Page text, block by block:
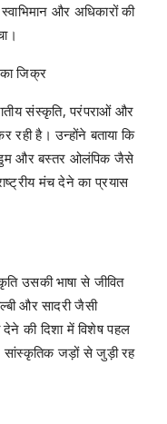
और अधिकारों की
जिक्र
संस्कृति, परंपराओं और
रही है। उन्होंने बताया कि
और बस्तर ओलंपिक जैसे
मंच देने का प्रयास
उसकी भाषा से जीवित
और सादरी जैसी
देने की दिशा में विशेष पहल
सांस्कृतिक जड़ों से जुड़ी रह